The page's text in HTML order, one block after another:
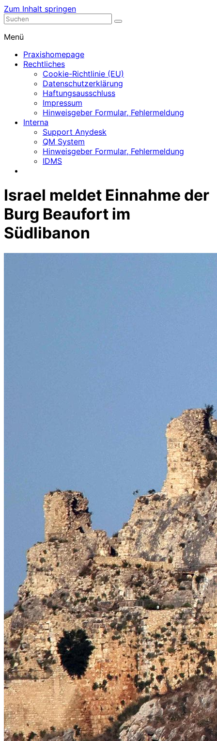
Zum Inhalt springen
Nephrologische Praxis mit Dialyse
Menü
Praxishomepage
Rechtliches
Cookie-Richtlinie (EU)
Datenschutzerklärung
Haftungsausschluss
Impressum
Hinweisgeber Formular, Fehlermeldung
Interna
Support Anydesk
QM System
Hinweisgeber Formular, Fehlermeldung
IDMS
Israel meldet Einnahme der
Burg Beaufort im
Südlibanon